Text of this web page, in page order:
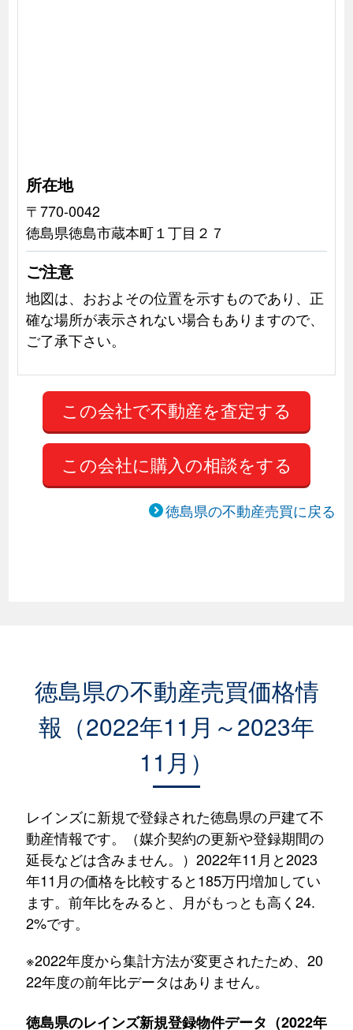
所在地
〒770-0042
徳島県徳島市蔵本町１丁目２７
ご注意
地図は、おおよその位置を示すものであり、正
確な場所が表示されない場合もありますので、
ご了承下さい。
この会社に購入の相談をする
徳島県の不動産売買に戻る
徳島県の不動産売買価格情
報（2022年11月～2023年
11月）
レインズに新規で登録された徳島県の戸建て不
動産情報です。（媒介契約の更新や登録期間の
延長などは含みません。）2022年11月と2023
年11月の価格を比較すると185万円増加してい
ます。前年比をみると、月がもっとも高く24.
2%です。
※2022年度から集計方法が変更されたため、20
22年度の前年比データはありません。
徳島県のレインズ新規登録物件データ（2022年11